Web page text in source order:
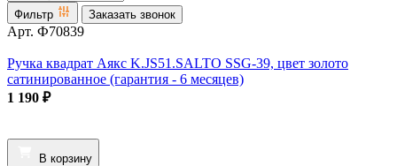
Фильтр Заказать звонок
Арт. Ф70839
Ручка квадрат Аякс K.JS51.SALTO SSG-39, цвет золото
сатинированное (гарантия - 6 месяцев)
1 190 ₽
В корзину